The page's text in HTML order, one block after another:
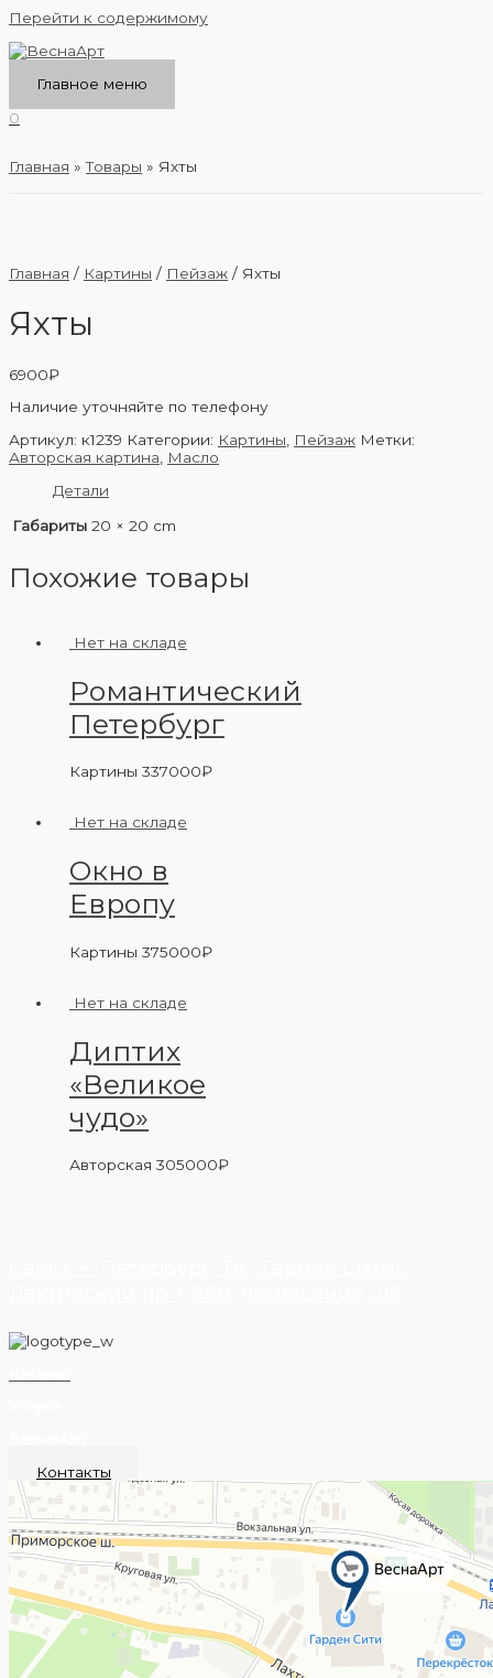
Перейти к содержимому
Главное меню
0
Главная Товары Яхты
Главная / Картины / Пейзаж / Яхты
Яхты
6900₽
Наличие уточняйте по телефону
Артикул: к1239 Категории: Картины Пейзаж Метки:
Авторская картина
Масло
Детали
Габариты 20 × 20 cm
Похожие товары
Нет на складе
Романтический
Петербург
Картины 337000₽
Нет на складе
Окно в
Европу
Картины 375000₽
Нет на складе
Диптих
«Великое
чудо»
Авторская 305000₽
Контакты